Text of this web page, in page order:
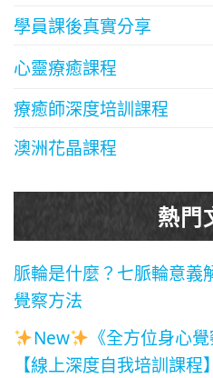
學員課後真實分享
心靈療癒課程
療癒師深度培訓課程
澳洲花晶課程
熱門
脈輪是什麼？七脈輪意義
覺察方法
New
《全方位身心
【線上深度自我培訓課